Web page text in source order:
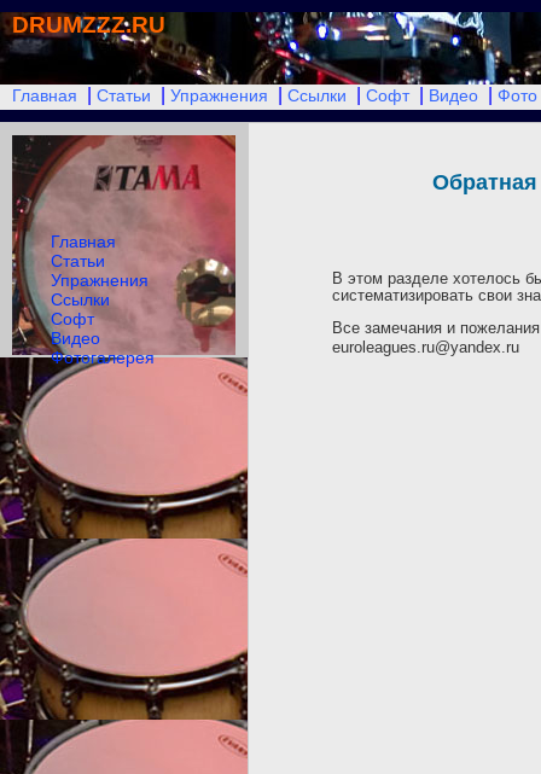
DRUMZZZ.RU
Главная Статьи Упражнения Ссылки Софт Видео Фото
Обратная
В этом разделе хотелось
систематизировать свои
Все замечания и
euroleagues.ru@yandex.ru
Главная
Статьи
Упражнения
Ссылки
Софт
Видео
Фотогалерея